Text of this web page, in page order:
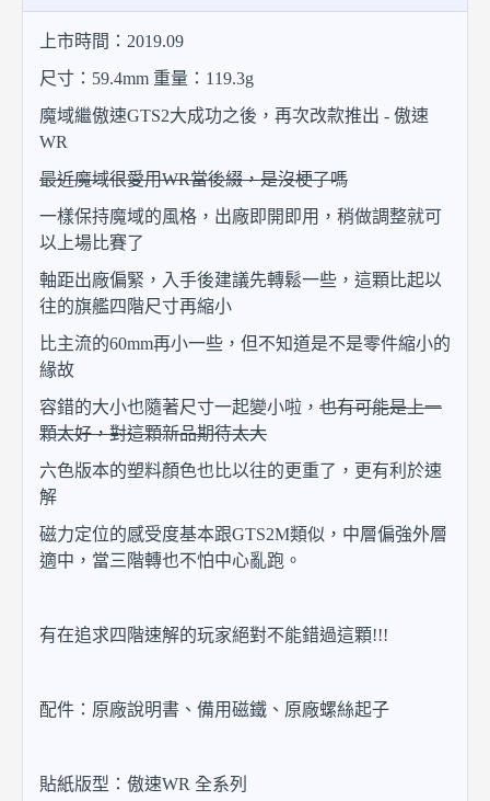
上市時間：2019.09
尺寸：59.4mm 重量：119.3g
魔域繼傲速GTS2大成功之後，再次改款推出 - 傲速
WR
最近魔域很愛用WR當後綴，是沒梗了嗎
一樣保持魔域的風格，出廠即開即用，稍做調整就可
以上場比賽了
軸距出廠偏緊，入手後建議先轉鬆一些，這顆比起以
往的旗艦四階尺寸再縮小
比主流的60mm再小一些，但不知道是不是零件縮小的
緣故
容錯的大小也隨著尺寸一起變小啦， 也有可能是上一
顆太好，對這顆新品期待太大
六色版本的塑料顏色也比以往的更重了，更有利於速
解
磁力定位的感受度基本跟GTS2M類似，中層偏強外層
適中，當三階轉也不怕中心亂跑。
有在追求四階速解的玩家絕對不能錯過這顆!!!
配件：原廠說明書、備用磁鐵、原廠螺絲起子
貼紙版型：傲速WR 全系列